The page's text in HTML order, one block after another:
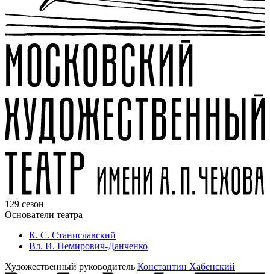
129 сезон
Основатели театра
К. С. Станиславский
Вл. И. Немирович-Данченко
Художественный руководитель Константин Хабенский